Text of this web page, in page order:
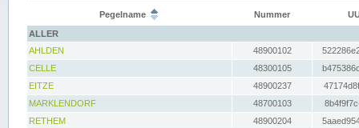
Pegelname Nummer
ALLER
AHLDEN
48900102
CELLE
48300105
EITZE
48900237
MARKLENDORF
48700103
RETHEM
48900204